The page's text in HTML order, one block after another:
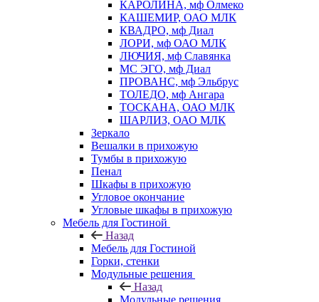
КАРОЛИНА, мф Олмеко
КАШЕМИР, ОАО МЛК
КВАДРО, мф Диал
ЛОРИ, мф ОАО МЛК
ЛЮЧИЯ, мф Славянка
МС ЭГО, мф Диал
ПРОВАНС, мф Эльбрус
ТОЛЕДО, мф Ангара
ТОСКАНА, ОАО МЛК
ШАРЛИЗ, ОАО МЛК
Зеркало
Вешалки в прихожую
Тумбы в прихожую
Пенал
Шкафы в прихожую
Угловое окончание
Угловые шкафы в прихожую
Мебель для Гостиной
Назад
Мебель для Гостиной
Горки, стенки
Модульные решения
Назад
Модульные решения